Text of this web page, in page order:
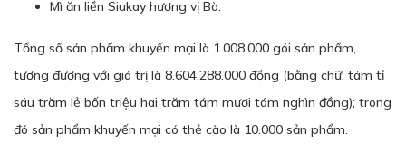
Mì ăn liền Siukay hương vị Bò.
Tổng số sản phẩm khuyến mại là 1.008.000 gói sản phẩm,
tương đương với giá trị là 8.604.288.000 đồng (bằng chữ: tám tỉ
sáu trăm lẻ bốn triệu hai trăm tám mươi tám nghìn đồng); trong
đó sản phẩm khuyến mại có thẻ cào là 10.000 sản phẩm.